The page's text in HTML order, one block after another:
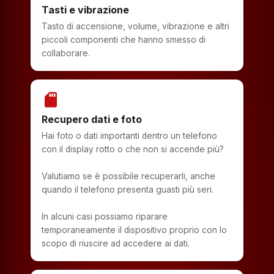
Tasti e vibrazione
Tasto di accensione, volume, vibrazione e altri
piccoli componenti che hanno smesso di
collaborare.
sd_storage
Recupero dati e foto
Hai foto o dati importanti dentro un telefono
con il display rotto o che non si accende più?
Valutiamo se è possibile recuperarli, anche
quando il telefono presenta guasti più seri.
In alcuni casi possiamo riparare
temporaneamente il dispositivo proprio con lo
scopo di riuscire ad accedere ai dati.